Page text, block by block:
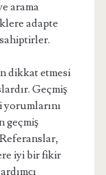
arama
adapte
dikkat etmesi
Geçmiş
yorumlarını
geçmiş
iyi bir fikir